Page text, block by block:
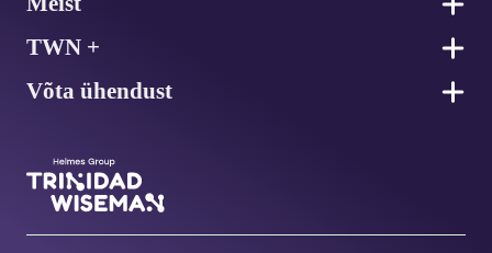
TWN +
Võta ühendust